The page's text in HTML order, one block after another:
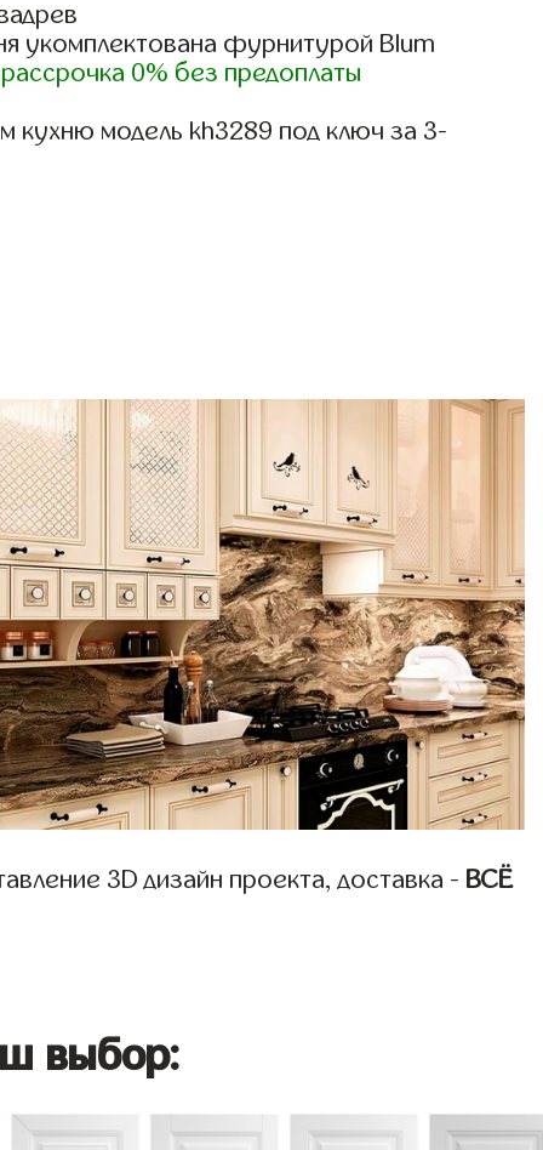
укомплектована фурнитурой Blum
рассрочка 0% без предоплаты
кухню модель kh3289 под ключ за 3-
3D дизайн проекта, доставка - ВСЁ
выбор: